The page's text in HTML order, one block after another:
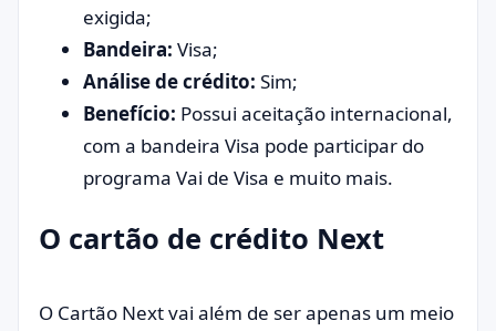
exigida;
Bandeira: Visa;
Análise de crédito: Sim;
Benefício: Possui aceitação internacional,
com a bandeira Visa pode participar do
programa Vai de Visa e muito mais.
O cartão de crédito Next
O Cartão Next vai além de ser apenas um meio